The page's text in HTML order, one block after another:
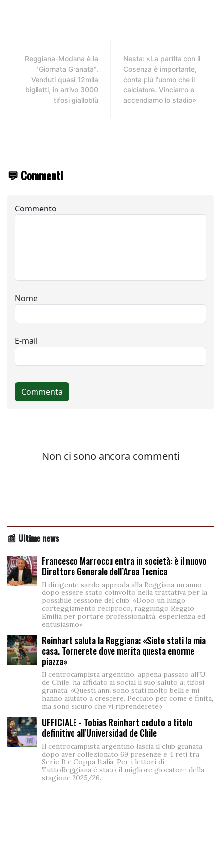
Reggiana-Modena è la
"Giornata Granata".
Venduti quasi 12mila
biglietti, in arrivo 3000
tifosi gialloblù
Nesta: «La partita con il
Cosenza è importante,
conta più l'uomo che il
calciatore. Vinciamo e
accendiamo lo stadio»
💬 Commenti
📰 Ultime news
Francesco Marroccu entra in società: è il nuovo
Direttore Generale dell’Area Tecnica
Il dirigente sardo approda alla Reggiana un anno
dopo essere stato coinvolto nella trattativa per la
possibile cessione del club: «Dopo un lungo
corteggiamento reciproco, raggiungo Reggio
Emilia per portare professionalità, esperienza ed
entusiasmo»
Reinhart saluta la Reggiana: «Siete stati la mia
casa. Tornerete dove merita questa enorme
piazza»
Il centrocampista argentino, appena passato all'U
de Chile, ha affidato ai social il suo saluto ai tifosi
granata: «Questi anni sono stati molto belli e mi
hanno aiutato a crescere. Peccato per come è finita,
ma sono sicuro che vi riprenderete»
UFFICIALE - Tobias Reinhart ceduto a titolo
definitivo all'Universidad de Chile
Il centrocampista argentino lascia il club granata
dopo aver collezionato 69 presenze e 4 reti tra
Serie B e Coppa Italia. Per i lettori di
TuttoReggiana è stato il migliore giocatore della
stagione 2025/26.